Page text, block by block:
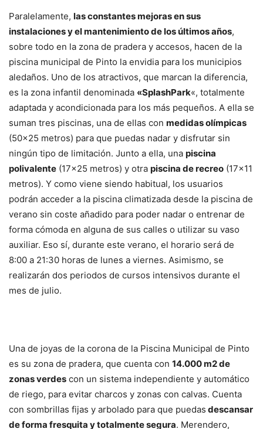
Paralelamente, las constantes mejoras en sus
instalaciones y el mantenimiento de los últimos años,
sobre todo en la zona de pradera y accesos, hacen de la
piscina municipal de Pinto la envidia para los municipios
aledaños. Uno de los atractivos, que marcan la diferencia,
es la zona infantil denominada «SplashPark«, totalmente
adaptada y acondicionada para los más pequeños. A ella se
suman tres piscinas, una de ellas con medidas olímpicas
(50×25 metros) para que puedas nadar y disfrutar sin
ningún tipo de limitación. Junto a ella, una piscina
polivalente (17×25 metros) y otra piscina de recreo (17×11
metros). Y como viene siendo habitual, los usuarios
podrán acceder a la piscina climatizada desde la piscina de
verano sin coste añadido para poder nadar o entrenar de
forma cómoda en alguna de sus calles o utilizar su vaso
auxiliar. Eso sí, durante este verano, el horario será de
8:00 a 21:30 horas de lunes a viernes. Asimismo, se
realizarán dos periodos de cursos intensivos durante el
mes de julio.
Una de joyas de la corona de la Piscina Municipal de Pinto
es su zona de pradera, que cuenta con 14.000 m2 de
zonas verdes con un sistema independiente y automático
de riego, para evitar charcos y zonas con calvas. Cuenta
con sombrillas fijas y arbolado para que puedas descansar
de forma fresquita y totalmente segura. Merendero,